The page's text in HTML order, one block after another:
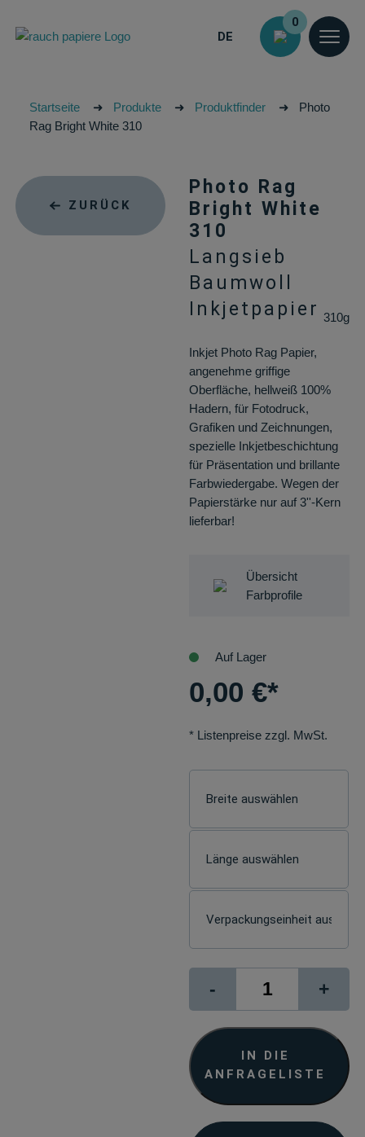
DE
0
Startseite ➜ Produkte ➜ Produktfinder ➜ Photo
Rag Bright White 310
ZURÜCK
Photo Rag
Bright White
310
Langsieb
Baumwoll
Inkjetpapier 310g
Inkjet Photo Rag Papier,
angenehme griffige
Oberfläche, hellweiß 100%
Hadern, für Fotodruck,
Grafiken und Zeichnungen,
spezielle Inkjetbeschichtung
für Präsentation und brillante
Farbwiedergabe. Wegen der
Papierstärke nur auf 3''-Kern
lieferbar!
Übersicht
Farbprofile
Auf Lager
0,00€*
* Listenpreise zzgl. MwSt.
-
Rag
Bright
White
310
Menge
+
IN DIE
ANFRAGELISTE